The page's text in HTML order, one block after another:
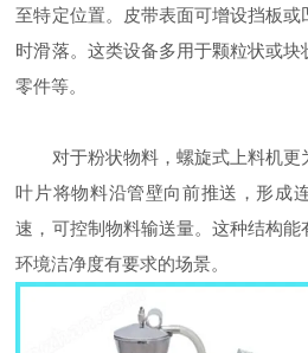
至特定位置。皮带表面可增设挡板
时滑落。这类设备多用于颗粒状或
零件等。
对于粉状物料，螺旋式上料机更
叶片将物料沿管壁向前推送，形成
速，可控制物料输送量。这种结构
环境洁净度有要求的场景。